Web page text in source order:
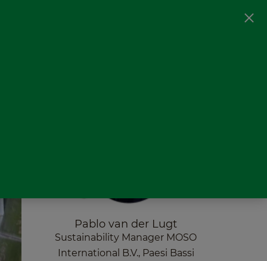
Pablo van der Lugt
Sustainability Manager MOSO
International B.V., Paesi Bassi